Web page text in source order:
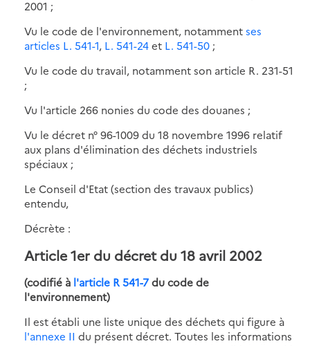
2001 ;
Vu le code de l'environnement, notammentses
articles L. 541-1, L. 541-24et L. 541-50 ;
Vu le code du travail, notamment son article R. 231-51
;
Vu l'article 266 nonies du code des douanes ;
Vu le décret n° 96-1009 du 18 novembre 1996 relatif
aux plans d'élimination des déchets industriels
spéciaux ;
Le Conseil d'Etat (section des travaux publics)
entendu,
Décrète :
Article 1er du décret du 18 avril 2002
(codifié à l'article R 541-7du code de
l'environnement)
Il est établi une liste unique des déchets qui figure à
l'annexe II du présent décret. Toutes les informations